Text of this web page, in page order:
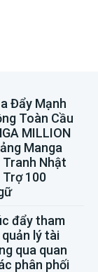
Đẩy Mạnh
Toàn Cầu
MILLION
Manga
Nhật
Trợ 100
đẩy tham
lý tài
qua quan
phân phối